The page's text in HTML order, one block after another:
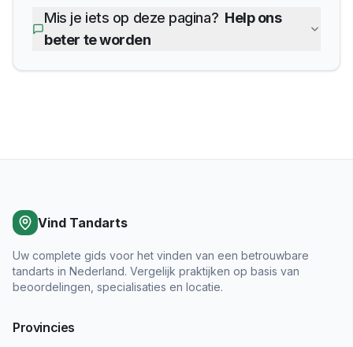
Mis je iets op deze pagina? Help ons
beter te worden
Vind Tandarts
Uw complete gids voor het vinden van een betrouwbare
tandarts in Nederland. Vergelijk praktijken op basis van
beoordelingen, specialisaties en locatie.
Provincies